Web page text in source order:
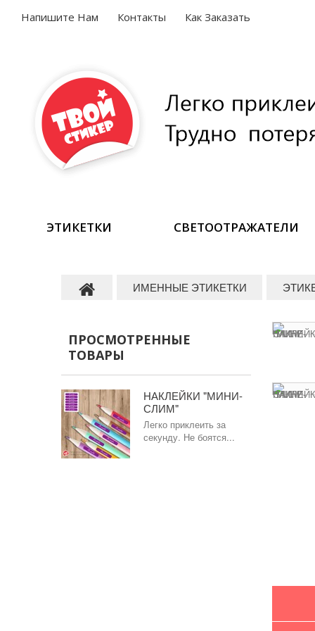
Напишите Нам Контакты Как Заказать
ЭТИКЕТКИ СВЕТООТРАЖАТЕЛИ
ИМЕННЫЕ ЭТИКЕТКИ
ПРОСМОТРЕННЫЕ
ТОВАРЫ
НАКЛЕЙКИ "МИНИ-
СЛИМ"
Легко приклеить за
секунду. Не боятся...